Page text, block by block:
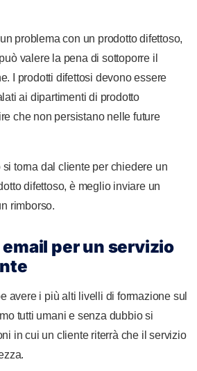
problema con un prodotto difettoso,
valere la pena di sottoporre il
I prodotti difettosi devono essere
ai dipartimenti di prodotto
che non persistano nelle future
torna dal cliente per chiedere un
difettoso, è meglio inviare un
rimborso.
per un servizio
avere i più alti livelli di formazione sul
tutti umani e senza dubbio si
in cui un cliente riterrà che il servizio